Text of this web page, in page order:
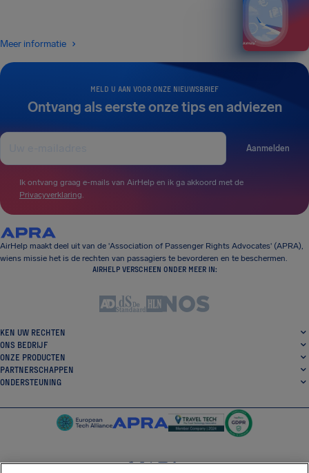
MELD U AAN VOOR ONZE NIEUWSBRIEF
Ontvang als eerste onze tips en adviezen
Aanmelden
Ik ontvang graag e-mails van AirHelp en ik ga akkoord met de
Privacyverklaring.
Meer informatie
AirHelp maakt deel uit van de 'Association of Passenger Rights Advocates' (APRA),
wiens missie het is de rechten van passagiers te bevorderen en te beschermen.
AIRHELP VERSCHEEN ONDER MEER IN:
KEN UW RECHTEN
ONS BEDRIJF
ONZE PRODUCTEN
PARTNERSCHAPPEN
ONDERSTEUNING